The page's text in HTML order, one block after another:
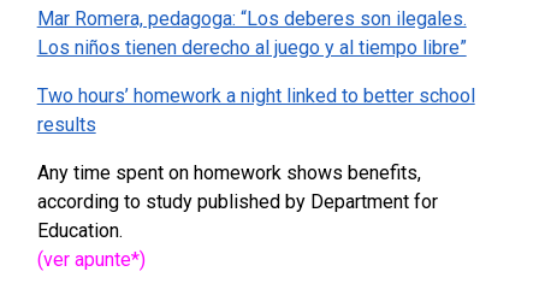
Mar Romera, pedagoga: “Los deberes son ilegales.
Los niños tienen derecho al juego y al tiempo libre”
Two hours’ homework a night linked to better school
results
Any time spent on homework shows benefits,
according to study published by Department for
Education.
(ver apunte*)